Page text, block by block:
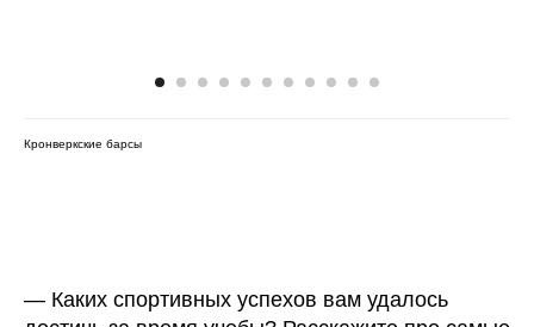
Кронверкские барсы
— Каких спортивных успехов вам удалось